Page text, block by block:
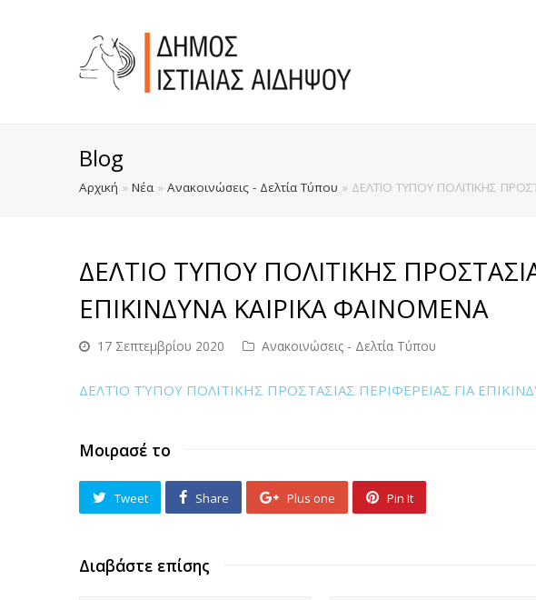
Blog
Αρχική » Νέα » Ανακοινώσεις - Δελτία Τύπου » ΔΕΛΤIΟ ΤYΠΟΥ ΠΟΛΙΤΙΚΗΣ
ΔΕΛΤIΟ ΤYΠΟΥ ΠΟΛΙΤΙΚΗΣ
ΕΠΙΚΙΝΔΥΝΑ ΚΑΙΡΙΚΑ ΦΑΙΝΟΜΕΝΑ
17 Σεπτεμβρίου 2020 Ανακοινώσεις - Δελτία Τύπου
ΔΕΛΤΊΟ ΤΎΠΟΥ ΠΟΛΙΤΙΚΗΣ ΠΡΟΣΤΑΣΙΑΣ ΠΕΡΙΦΕΡΕΙΑΣ ΓΙΑ
Μοιρασέ το
Tweet Share Plus one Pin It
Διαβάστε επίσης